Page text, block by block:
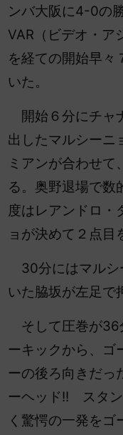
ンバ大阪に4-0の
VAR（ビデオ・ア
を経ての開始早々
いた。
開始６分にチャ
出したマルシーニ
ミアンが合わせ
る。奥野退場で数
度はレアンドロ・
ョが決めて２点目
30分にはマルシ
いた脇坂が左足で
そして圧巻が36
ーキックから、ゴ
ーの後ろ向きだっ
ーヘッド!! スタ
く驚愕の一発を